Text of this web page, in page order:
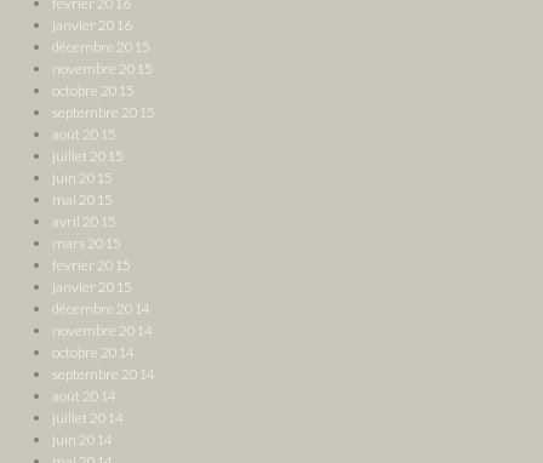
janvier 2016
décembre 2015
novembre 2015
octobre 2015
septembre 2015
août 2015
juillet 2015
juin 2015
mai 2015
avril 2015
mars 2015
février 2015
janvier 2015
décembre 2014
novembre 2014
octobre 2014
septembre 2014
août 2014
juillet 2014
juin 2014